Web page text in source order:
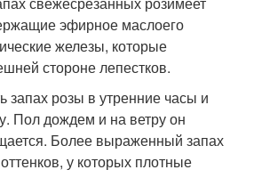
эфирное маслоего
железы, которые
стороне лепестков.
запах розы в утренние часы и
Пол дождем и на ветру он
Более выраженный запах
у которых плотные